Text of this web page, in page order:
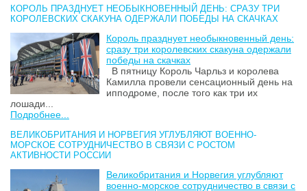
КОРОЛЬ ПРАЗДНУЕТ НЕОБЫКНОВЕННЫЙ ДЕНЬ: СРАЗУ ТРИ
КОРОЛЕВСКИХ СКАКУНА ОДЕРЖАЛИ ПОБЕДЫ НА СКАЧКАХ
Король празднует необыкновенный день:
сразу три королевских скакуна одержали
победы на скачках
В пятницу Король Чарльз и королева
Камилла провели сенсационный день на
ипподроме, после того как три их
лошади...
Подробнее...
ВЕЛИКОБРИТАНИЯ И НОРВЕГИЯ УГЛУБЛЯЮТ ВОЕННО-
МОРСКОЕ СОТРУДНИЧЕСТВО В СВЯЗИ С РОСТОМ
АКТИВНОСТИ РОССИИ
Великобритания и Норвегия углубляют
военно-морское сотрудничество в связи с